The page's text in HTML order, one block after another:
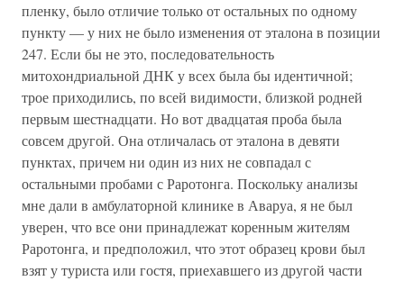
пленку, было отличие только от остальных по одному
пункту — у них не было изменения от эталона в позиции
247. Если бы не это, последовательность
митохондриальной ДНК у всех была бы идентичной;
трое приходились, по всей видимости, близкой родней
первым шестнадцати. Но вот двадцатая проба была
совсем другой. Она отличалась от эталона в девяти
пунктах, причем ни один из них не совпадал с
остальными пробами с Раротонга. Поскольку анализы
мне дали в амбулаторной клинике в Аваруа, я не был
уверен, что все они принадлежат коренным жителям
Раротонга, и предположил, что этот образец крови был
взят у туриста или гостя, приехавшего из другой части